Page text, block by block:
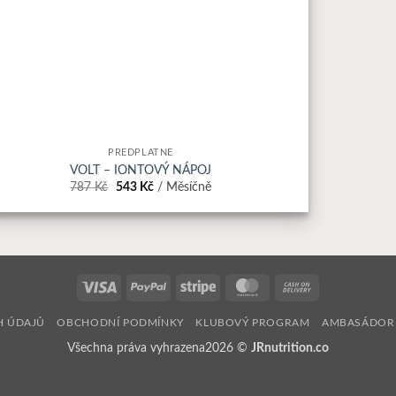
PŘEDPLATNÉ
VOLT – IONTOVÝ NÁPOJ
787Kč Původní
byla:
787 Kč.
543 KčAktuální
je:
543 Kč.
/ Měsíčně
Visa PayPal Stripe MasterCard
Delivery
ÚDAJŮ OBCHODNÍ PODMÍNKY KLUBOVÝ PROGRAM
Všechna práva vyhrazena2026 © JRnutrition.co